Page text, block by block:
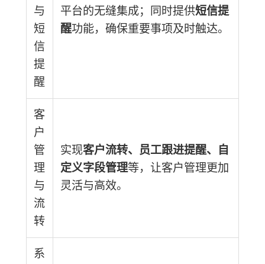
与
短
信
提
醒
平台的无缝集成；同时提供短信提
醒功能，确保重要事项及时触达。
客
户
管
理
与
流
转
实现客户流转、员工跟进提醒、自
定义字段管理等，让客户管理更加
灵活与高效。
系